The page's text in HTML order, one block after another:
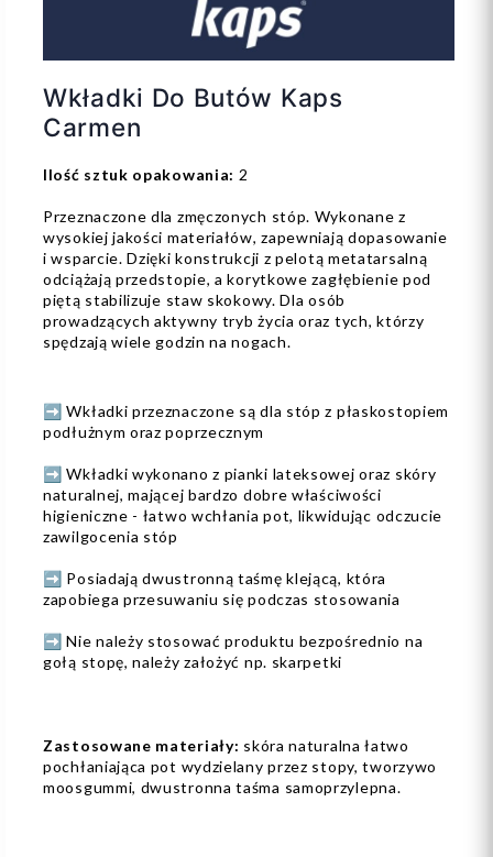
Wkładki Do Butów Kaps
Carmen
Ilość sztuk opakowania: 2
Przeznaczone dla zmęczonych stóp. Wykonane z
wysokiej jakości materiałów, zapewniają dopasowanie
i wsparcie. Dzięki konstrukcji z pelotą metatarsalną
odciążają przedstopie, a korytkowe zagłębienie pod
piętą stabilizuje staw skokowy. Dla osób
prowadzących aktywny tryb życia oraz tych, którzy
spędzają wiele godzin na nogach.
➡️ Wkładki przeznaczone są dla stóp z płaskostopiem
podłużnym oraz poprzecznym
➡️ Wkładki wykonano z pianki lateksowej oraz skóry
naturalnej, mającej bardzo dobre właściwości
higieniczne - łatwo wchłania pot, likwidując odczucie
zawilgocenia stóp
➡️ Posiadają dwustronną taśmę klejącą, która
zapobiega przesuwaniu się podczas stosowania
➡️ Nie należy stosować produktu bezpośrednio na
gołą stopę, należy założyć np. skarpetki
Zastosowane materiały: skóra naturalna łatwo
pochłaniająca pot wydzielany przez stopy, tworzywo
moosgummi, dwustronna taśma samoprzylepna.